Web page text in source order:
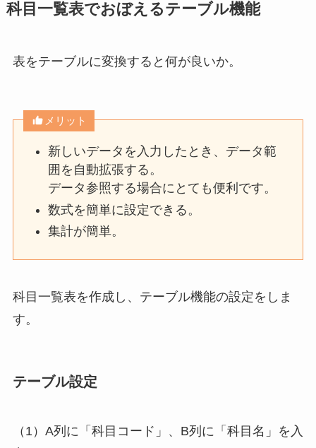
科目一覧表でおぼえるテーブル機能
表をテーブルに変換すると何が良いか。
メリット
新しいデータを入力したとき、データ範
囲を自動拡張する。
データ参照する場合にとても便利です。
数式を簡単に設定できる。
集計が簡単。
科目一覧表を作成し、テーブル機能の設定をしま
す。
テーブル設定
（1）A列に「科目コード」、B列に「科目名」を入